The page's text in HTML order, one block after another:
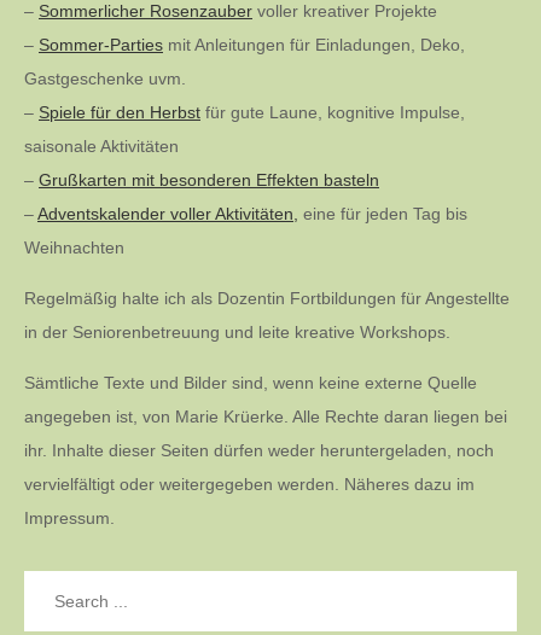
– Sommerlicher Rosenzauber voller kreativer Projekte
– Sommer-Parties mit Anleitungen für Einladungen, Deko,
Gastgeschenke uvm.
– Spiele für den Herbst für gute Laune, kognitive Impulse,
saisonale Aktivitäten
– Grußkarten mit besonderen Effekten basteln
–Adventskalender voller Aktivitäten, eine für jeden Tag bis
Weihnachten
Regelmäßig halte ich als Dozentin Fortbildungen für Angestellte
in der Seniorenbetreuung und leite kreative Workshops.
Sämtliche Texte und Bilder sind, wenn keine externe Quelle
angegeben ist, von Marie Krüerke. Alle Rechte daran liegen bei
ihr. Inhalte dieser Seiten dürfen weder heruntergeladen, noch
vervielfältigt oder weitergegeben werden. Näheres dazu im
Impressum.